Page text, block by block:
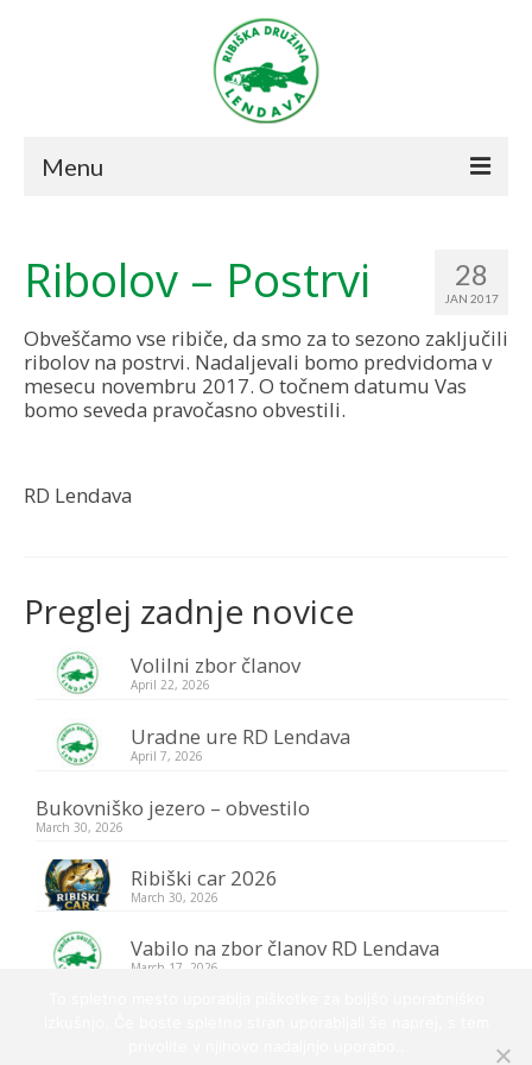
Menu
O društvu
Ribolov
Režim 2021
Kontakt
Vstop za člane
28
JAN 2017
Ribolov – Postrvi
Obveščamo vse ribiče, da smo za to sezono zaključili
ribolov na postrvi. Nadaljevali bomo predvidoma v
mesecu novembru 2017. O točnem datumu Vas
bomo seveda pravočasno obvestili.
RD Lendava
Preglej zadnje novice
Volilni zbor članov
April 22, 2026
Uradne ure RD Lendava
April 7, 2026
Bukovniško jezero – obvestilo
March 30, 2026
Ribiški car 2026
March 30, 2026
Vabilo na zbor članov RD Lendava
March 17, 2026